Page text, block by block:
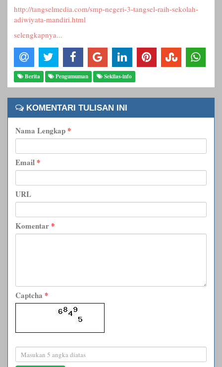
http://tangselmedia.com/smp-negeri-3-tangsel-raih-sekolah-
adiwiyata-mandiri.html
selengkapnya...
Berita Pengumuman Sekilas-info
KOMENTARI TULISAN INI
Nama Lengkap *
Email *
URL
Komentar *
Captcha *